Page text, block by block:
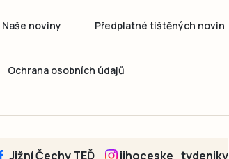
Naše noviny Předplatné tištěných novin
Ochrana osobních údajů
Jižní Čechy TEĎ jihoceske_tydeniky